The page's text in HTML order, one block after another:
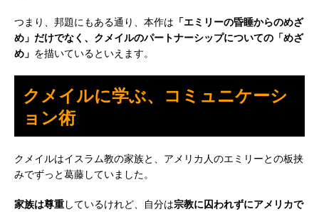
つまり、邦題にもある通り、本作は 「エミリーの昏睡からのめざ
め」だけでなく、クメイルのパートナーシップについての「めざ
め」 を描いているといえます。
クメイルに学ぶ、コミュニケーシ
ョン術
クメイルはイスラム教の家族と、アメリカ人のエミリーとの板挟
みでずっと葛藤していました。
家族は尊重しているけれど、自分は宗教に囚われずにアメリカで